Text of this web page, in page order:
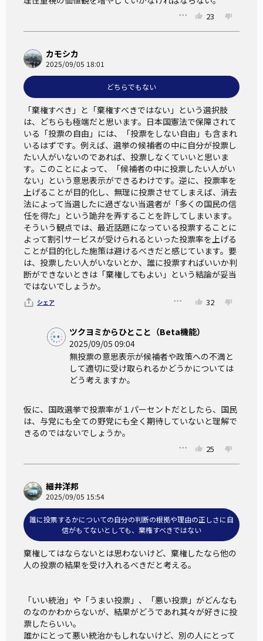
23
カモシカ
2025/09/05 18:01
どちらでもない
「棄権すべき」と「棄権すべきではない」という選択肢
は、どちらも極端だと思います。日本国憲法で保障されて
いる「投票の自由」には、「投票をしない自由」も含まれ
いるはずです。例えば、選挙の候補者の中に自分が投票し
たい人がいないのであれば、投票しなくていいと思いま
す。このことによって、「候補者の中に投票したい人がい
ない」という意思表示ができるわけです。逆に、投票率を
上げることが目的化し、無理に投票させてしまえば、消去
法によって当選したに過ぎない当選者が「多くの国民の信
任を得た」という詭弁を弄することを許してしまいます。
そういう観点では、最近話題になっている投票することに
よって割引サービスが受けられるといった投票率を上げる
ことが目的化した施策は避けるべきだと感じています。要
は、投票したい人がいないとか、誰に投票すればいいか判
断ができないときは「棄権してもよい」という結論が妥当
ではないでしょうか。
シェア 32
ツクヨミからひとこと（Beta機能）
2025/09/05 09:04
無投票の意思表示が候補者や政策への不満と
して適切に受け取られるかどうかについては
どう考えますか。
仮に、国政選挙で投票率が１パーセントだとしたら、国民
は、与党にも全ての野党にも全く期待していないと理解で
きるのではないでしょうか。
25
細井洋邦
2025/09/05 15:54
誰に投票するかについての自分の判断の根拠や理由の正しさに自
信がもてないとしても、棄権すべきではない
棄権してはならないとは思わないけど、棄権したなら他の
人の投票の結果を受け入れるべきだと考える。
「いい統治」や「うまい投票」、「悪い投票」がどんなも
のなのかわからないが、結果がどうであれ其々が好きに投
票したらいい。
誰かにとって悪い統治かもしれないけど、別の人にとって